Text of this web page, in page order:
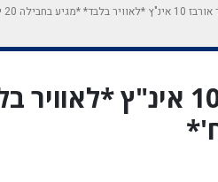
בלבד* *מגיע בחבילה 20 יח'*
מיילר אורבז 10 אינ"ץ